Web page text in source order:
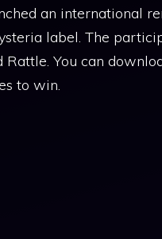
an international
label. The
You can
to win.